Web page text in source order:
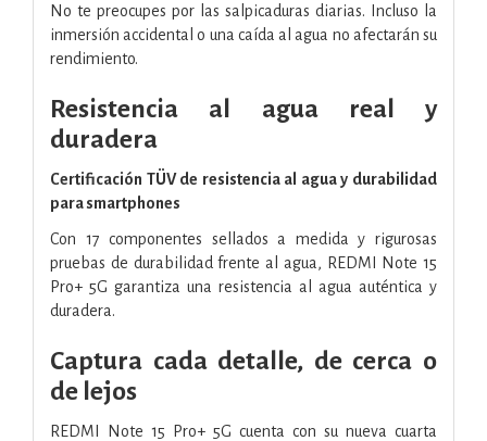
No te preocupes por las salpicaduras diarias. Incluso la
inmersión accidental o una caída al agua no afectarán su
rendimiento.
Resistencia al agua real y
duradera
Certificación TÜV de resistencia al agua y durabilidad
para smartphones
Con 17 componentes sellados a medida y rigurosas
pruebas de durabilidad frente al agua, REDMI Note 15
Pro+ 5G garantiza una resistencia al agua auténtica y
duradera.
Captura cada detalle, de cerca o
de lejos
REDMI Note 15 Pro+ 5G cuenta con su nueva cuarta